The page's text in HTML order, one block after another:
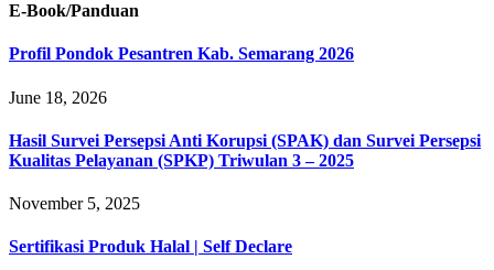
E-Book/Panduan
Profil Pondok Pesantren Kab. Semarang 2026
June 18, 2026
Hasil Survei Persepsi Anti Korupsi (SPAK) dan Survei Persepsi
Kualitas Pelayanan (SPKP) Triwulan 3 – 2025
November 5, 2025
Sertifikasi Produk Halal | Self Declare